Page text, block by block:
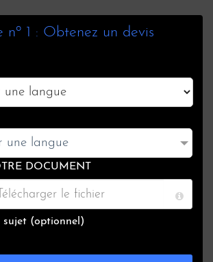
nº 1 : Obtenez un devis
une langue
DOCUMENT
sujet (optionnel)